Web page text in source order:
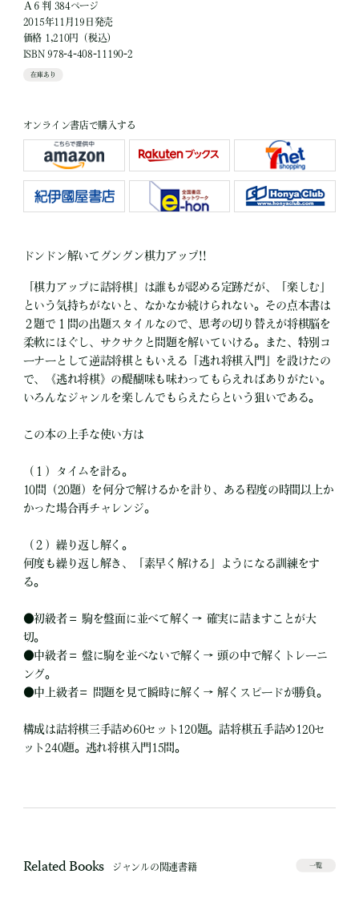
Ａ６判 384ページ
2015年11月19日発売
価格 1,210円（税込）
ISBN 978-4-408-11190-2
在庫あり
オンライン書店で購入する
ドンドン解いてグングン棋力アップ!!
「棋力アップに詰将棋」は誰もが認める定跡だが、「楽しむ」
という気持ちがないと、なかなか続けられない。その点本書は
２題で１問の出題スタイルなので、思考の切り替えが将棋脳を
柔軟にほぐし、サクサクと問題を解いていける。また、特別コ
ーナーとして逆詰将棋ともいえる「逃れ将棋入門」を設けたの
で、《逃れ将棋》の醍醐味も味わってもらえればありがたい。
いろんなジャンルを楽しんでもらえたらという狙いである。
この本の上手な使い方は
（１）タイムを計る。
10問（20題）を何分で解けるかを計り、ある程度の時間以上か
かった場合再チャレンジ。
（２）繰り返し解く。
何度も繰り返し解き、「素早く解ける」ようになる訓練をす
る。
●初級者＝ 駒を盤面に並べて解く→ 確実に詰ますことが大
切。
●中級者＝ 盤に駒を並べないで解く→ 頭の中で解くトレーニ
ング。
●中上級者＝ 問題を見て瞬時に解く→ 解くスピードが勝負。
構成は詰将棋三手詰め60セット120題。詰将棋五手詰め120セ
ット240題。逃れ将棋入門15問。
Related Books ジャンルの関連書籍 一覧